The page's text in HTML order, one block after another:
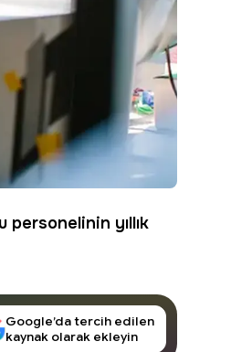
personelinin yıllık
Google’da tercih edilen
kaynak olarak ekleyin